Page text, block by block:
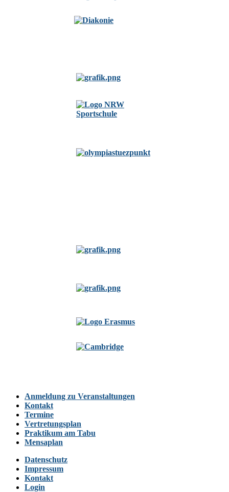
Anmeldung zu Veranstaltungen
Kontakt
Termine
Vertretungsplan
Praktikum am Tabu
Mensaplan
Datenschutz
Impressum
Kontakt
Login